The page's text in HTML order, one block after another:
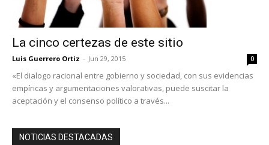
La cinco certezas de este sitio
Luis Guerrero Ortiz - Jun 29, 2015 0
«El dialogo racional entre gobierno y sociedad, con sus evidencias
empíricas y argumentaciones valorativas, puede suscitar la
aceptación y el consenso político a través...
NOTICIAS DESTACADAS